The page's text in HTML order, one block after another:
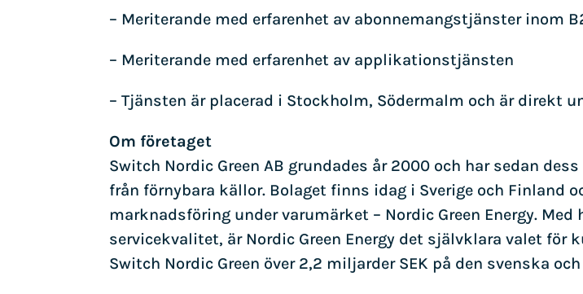
– Meriterande med erfarenhet av abonnemangstjänster inom
– Meriterande med erfarenhet av applikationstjänsten
– Tjänsten är placerad i Stockholm, Södermalm och är direkt
Om företaget
Switch Nordic Green AB grundades år 2000 och har sedan
från förnybara källor. Bolaget finns idag i Sverige och
marknadsföring under varumärket – Nordic Green Energy.
servicekvalitet, är Nordic Green Energy det självklara valet
Switch Nordic Green över 2,2 miljarder SEK på den svenska